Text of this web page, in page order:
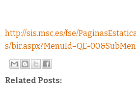
http://sis.msc.es/fse/
s/bir.aspx?MenuId=QE-
Related Posts: